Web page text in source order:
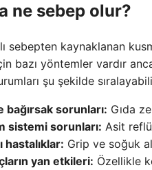
ne sebep olur?
sebepten kaynaklanan
bazı yöntemler vardır
şu şekilde
bağırsak sorunları: Gıda
sistemi sorunları: Asit
hastalıklar: Grip ve soğuk
yan etkileri: Özellikle